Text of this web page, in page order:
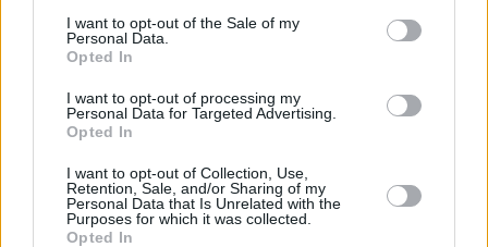
I want to opt-out of the Sale of my
Personal Data.
Opted In
I want to opt-out of processing my
Personal Data for Targeted Advertising.
Opted In
I want to opt-out of Collection, Use,
Retention, Sale, and/or Sharing of my
Personal Data that Is Unrelated with the
Purposes for which it was collected.
Opted In
Privacy
protected
reCAPTCHA
πρώτοι.
οικονομικά και επιχειρηματικά νέα;
Εγγραφείτε στο Newsletter του mononews.gr